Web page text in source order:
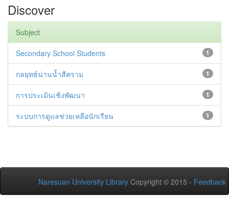
Discover
Subject
1
Secondary School Students
1
กลยุทธ์น่านน้ำสีคราม
1
การประเมินเชิงพัฒนา
1
ระบบการดูแลช่วยเหลือนักเรียน
Naresuan University Library Copyright © 2015 - Feedback